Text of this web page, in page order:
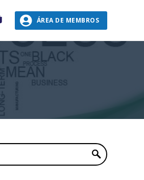
CARRINHO ÁREA DE MEMBROS